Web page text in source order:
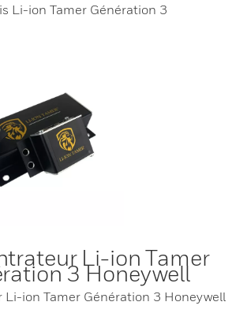
Li-ion Tamer Génération 3
Li-ion Tamer
3 Honeywell
ion Tamer Génération 3 Honeywell